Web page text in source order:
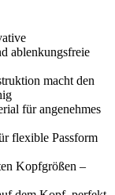
ablenkungsfreie
macht den
für angenehmes
flexible Passform
Kopfgrößen –